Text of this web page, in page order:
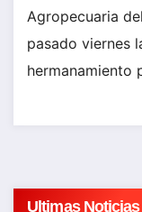
Agropecuaria
pasado viernes
hermanamiento
Ultimas Noticias